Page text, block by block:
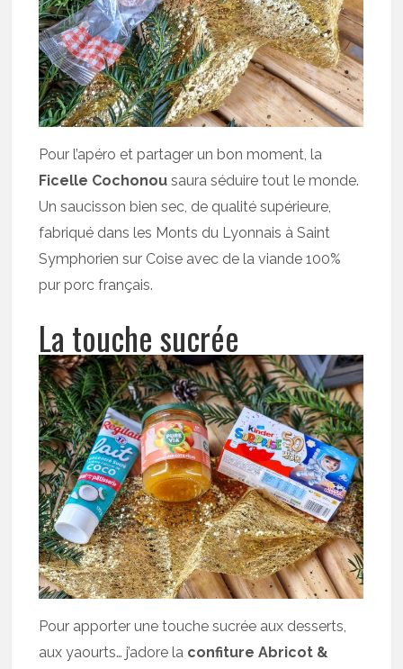
Pour l’apéro et partager un bon moment, la
Ficelle Cochonou saura séduire tout le monde.
Un saucisson bien sec, de qualité supérieure,
fabriqué dans les Monts du Lyonnais à Saint
Symphorien sur Coise avec de la viande 100%
pur porc français.
La touche sucrée
Pour apporter une touche sucrée aux desserts,
aux yaourts… j’adore la confiture Abricot &